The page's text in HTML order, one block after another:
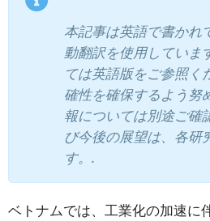
本記事は英語で書かれ
動翻訳を使用していま
ては英語版をご参照く
確性を確保するよう努
報については別途ご確
び今後の展望は、各研
す。.
ベトナムでは、工業化の加速に